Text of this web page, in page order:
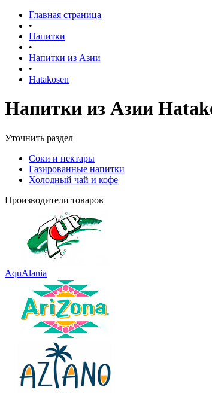
Главная страница
•
Напитки
•
Напитки из Азии
•
Hatakosen
Напитки из Азии
Уточнить раздел
Соки и нектары
Газированные напитки
Холодный чай и кофе
Производители товаров
AquAlania